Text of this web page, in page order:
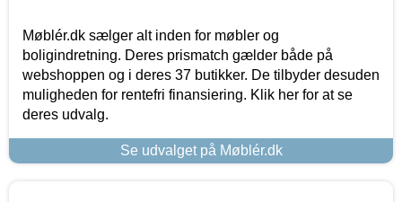
Møblér.dk sælger alt inden for møbler og
boligindretning. Deres prismatch gælder både på
webshoppen og i deres 37 butikker. De tilbyder desuden
muligheden for rentefri finansiering. Klik her for at se
deres udvalg.
Se udvalget på Møblér.dk